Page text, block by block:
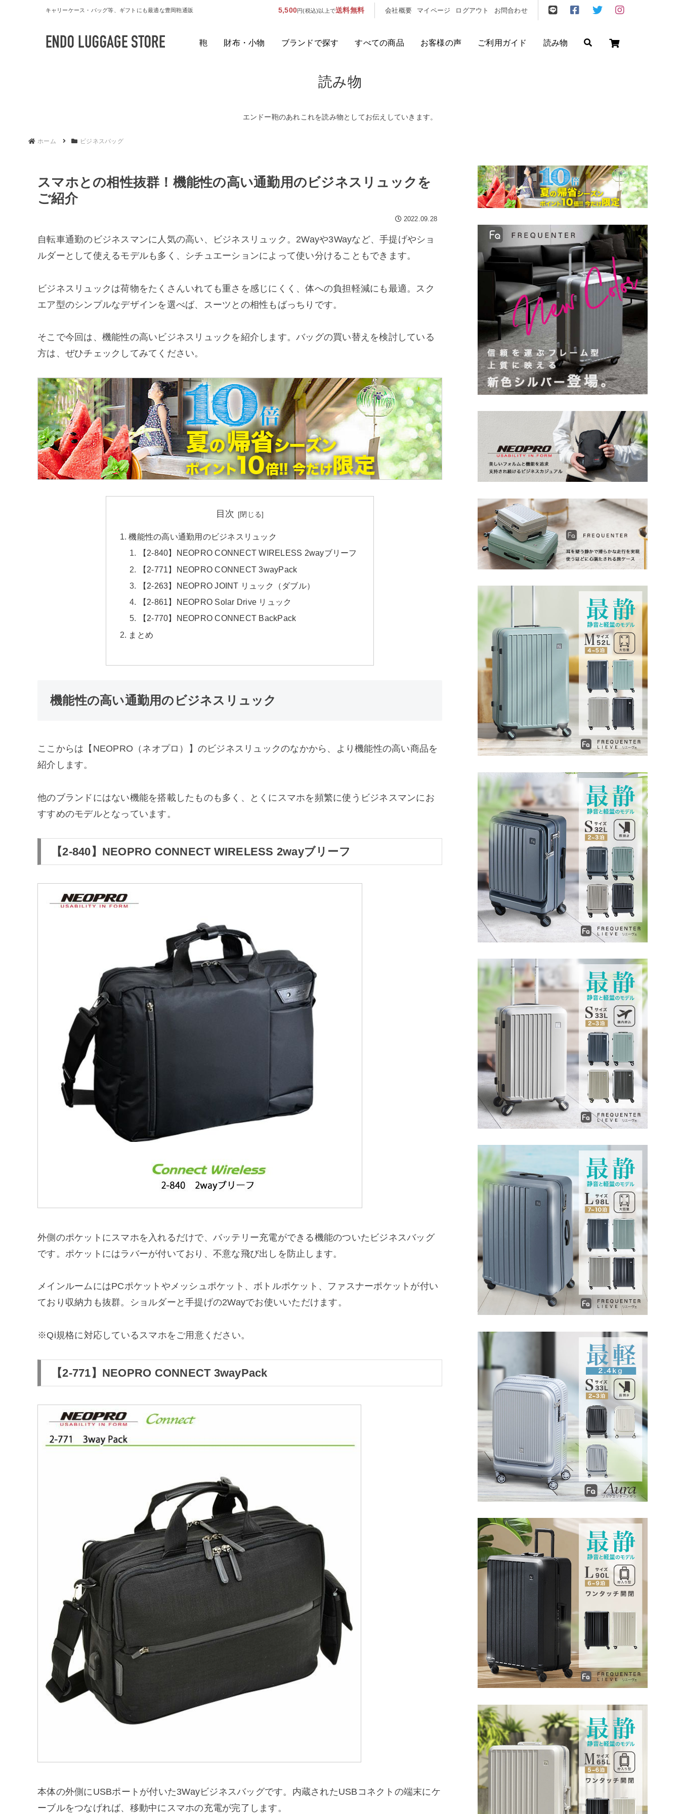
キャリーケース・バッグ等、ギフトにも最適な豊岡鞄通販 5,500円(税込)以上で送料無料 会社概要 マイページ ログアウト お問合わせ
鞄 財布・小物 ブランドで探す すべての商品 お客様の声 ご利用ガイド 読み物
人気のキーワード：
検索する
読み物
エンドー鞄のあれこれを読み物としてお伝えしていきます。
ホーム ビジネスバッグ
スマホとの相性抜群！機能性の高い通勤用のビジネスリュックを
ご紹介
2022.09.28
自転車通勤のビジネスマンに人気の高い、ビジネスリュック。2Wayや3Wayなど、手提げやショ
ルダーとして使えるモデルも多く、シチュエーションによって使い分けることもできます。
ビジネスリュックは荷物をたくさんいれても重さを感じにくく、体への負担軽減にも最適。スク
エア型のシンプルなデザインを選べば、スーツとの相性もばっちりです。
そこで今回は、機能性の高いビジネスリュックを紹介します。バッグの買い替えを検討している
方は、ぜひチェックしてみてください。
目次
機能性の高い通勤用のビジネスリュック
【2-840】NEOPRO CONNECT WIRELESS 2wayブリーフ
【2-771】NEOPRO CONNECT 3wayPack
【2-263】NEOPRO JOINT リュック（ダブル）
【2-861】NEOPRO Solar Drive リュック
【2-770】NEOPRO CONNECT BackPack
まとめ
機能性の高い通勤用のビジネスリュック
ここからは【NEOPRO（ネオプロ）】のビジネスリュックのなかから、より機能性の高い商品を
紹介します。
他のブランドにはない機能を搭載したものも多く、とくにスマホを頻繁に使うビジネスマンにお
すすめのモデルとなっています。
【2-840】NEOPRO CONNECT WIRELESS 2wayブリーフ
外側のポケットにスマホを入れるだけで、バッテリー充電ができる機能のついたビジネスバッグ
です。ポケットにはラバーが付いており、不意な飛び出しを防止します。
メインルームにはPCポケットやメッシュポケット、ボトルポケット、ファスナーポケットが付い
ており収納力も抜群。ショルダーと手提げの2Wayでお使いいただけます。
※Qi規格に対応しているスマホをご用意ください。
【2-771】NEOPRO CONNECT 3wayPack
本体の外側にUSBポートが付いた3Wayビジネスバッグです。内蔵されたUSBコネクトの端末にケ
ーブルをつなげれば、移動中にスマホの充電が完了します。